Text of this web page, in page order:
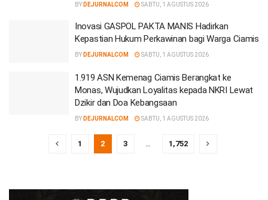
BY DEJURNALCOM SABTU, 1 AGUSTUS 2026
Inovasi GASPOL PAKTA MANIS Hadirkan
Kepastian Hukum Perkawinan bagi Warga Ciamis
BY DEJURNALCOM SABTU, 1 AGUSTUS 2026
1.919 ASN Kemenag Ciamis Berangkat ke
Monas, Wujudkan Loyalitas kepada NKRI Lewat
Dzikir dan Doa Kebangsaan
BY DEJURNALCOM SABTU, 1 AGUSTUS 2026
1 2 3 … 1,752